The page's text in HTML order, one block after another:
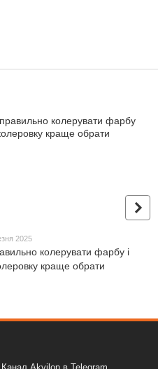
2025
колерувати фарбу і
краще обрати